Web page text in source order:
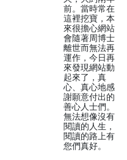
前。當時常在
這裡挖寶，本
來很擔心網站
會隨著周博士
離世而無法再
運作，今日再
來發現網站動
起來了，真
心、真心地感
謝願意付出的
善心人士們。
無法想像沒有
閱讀的人生，
閱讀的路上有
您們真好。